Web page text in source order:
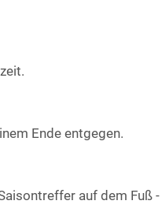
Ende entgegen.
auf dem Fuß